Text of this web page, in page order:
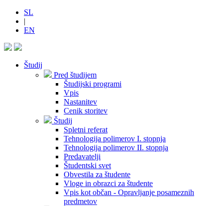
SL
|
EN
Študij
Pred študijem
Študijski programi
Vpis
Nastanitev
Cenik storitev
Študij
Spletni referat
Tehnologija polimerov I. stopnja
Tehnologija polimerov II. stopnja
Predavatelji
Študentski svet
Obvestila za študente
Vloge in obrazci za študente
Vpis kot občan - Opravljanje posameznih
predmetov